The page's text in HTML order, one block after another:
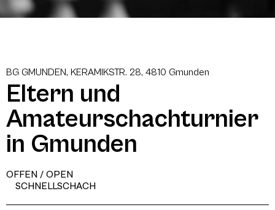
BG GMUNDEN, KERAMIKSTR. 28, 4810 Gmunden
Eltern und
Amateurschachturnier
in Gmunden
OFFEN / OPEN
SCHNELLSCHACH